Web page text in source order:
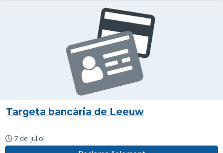
Targeta bancària de Leeuw
7 de juliol